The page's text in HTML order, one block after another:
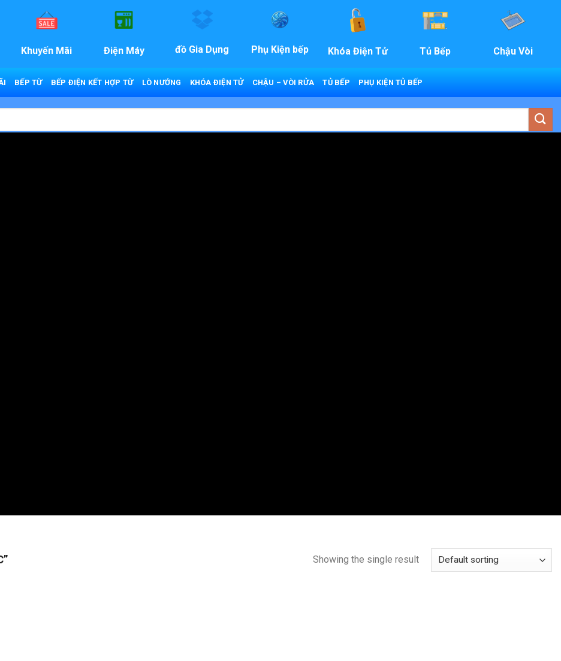
Khuyến Mãi Điện Máy đồ Gia Dụng Phụ Kiện bếp Khóa Điện Tử Tủ Bếp Chậu Vòi
BẾP TỪ BẾP ĐIỆN KẾT HỢP TỪ LÒ NƯỚNG KHÓA ĐIỆN TỬ CHẬU – VÒI RỬA TỦ BẾP PHỤ KIỆN TỦ BẾP
Showing the single result